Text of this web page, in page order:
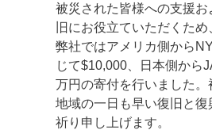
被災された皆様への支援お
旧にお役立ていただくた
弊社ではアメリカ側から
じて$10,000、日本側から
万円の寄付を行いました。
地域の一日も早い復旧と復
祈り申し上げます。